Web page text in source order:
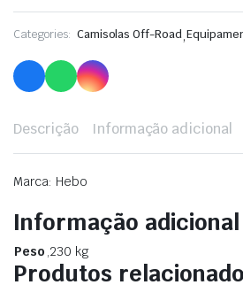
Categories: Camisolas Off-Road,
Descrição Informação adicional
Marca: Hebo
Informação adicional
Peso ,230 kg
Produtos